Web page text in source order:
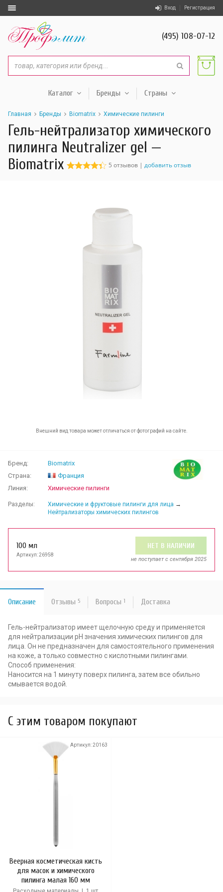
Вход Регистрация
(495) 108-07-12
Каталог Бренды Страны
Главная Бренды Biomatrix Химические пилинги
Гель-нейтрализатор химического
пилинга Neutralizer gel —
Biomatrix
5 отзывов | добавить отзыв
Внешний вид товара может отличаться от фотографий на сайте.
Бренд:
Biomatrix
Страна:
Франция
Линия:
Химические пилинги
Разделы: Химические и фруктовые пилинги для лица →
Нейтрализаторы химических пилингов
100 мл
Артикул: 26958
НЕТ В НАЛИЧИИ
не поступает c сентября 2025
Описание Отзывы 5 Вопросы 1 Доставка
Гель-нейтрализатор имеет щелочную среду и применяется
для нейтрализации pH значения химических пилингов для
лица. Он не предназначен для самостоятельного применения
на коже, а только совместно с кислотными пилингами.
Способ применения:
Наносится на 1 минуту поверх пилинга, затем все обильно
смывается водой.
C этим товаром покупают
Артикул:20163
Веерная косметическая кисть
для масок и химического
пилинга малая 160 мм